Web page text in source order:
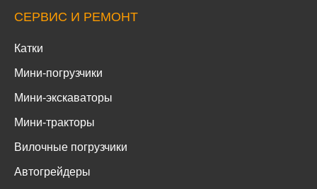
СЕРВИС И РЕМОНТ
Катки
Мини-погрузчики
Мини-экскаваторы
Мини-тракторы
Вилочные погрузчики
Автогрейдеры